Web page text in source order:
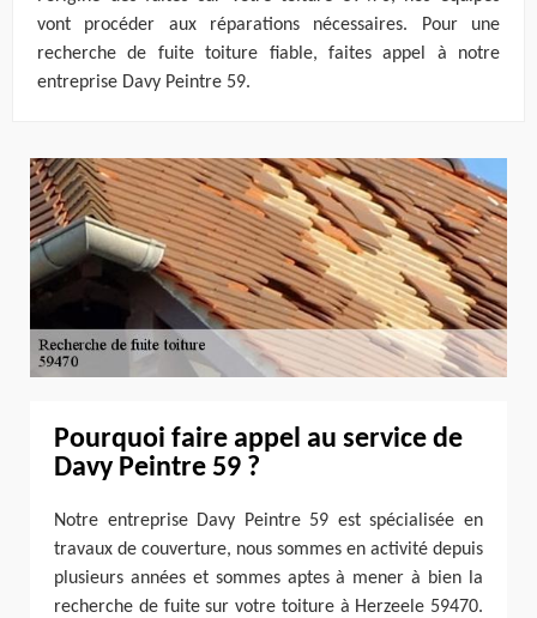
vont procéder aux réparations nécessaires. Pour une
recherche de fuite toiture fiable, faites appel à notre
entreprise Davy Peintre 59.
Pourquoi faire appel au service de
Davy Peintre 59 ?
Notre entreprise Davy Peintre 59 est spécialisée en
travaux de couverture, nous sommes en activité depuis
plusieurs années et sommes aptes à mener à bien la
recherche de fuite sur votre toiture à Herzeele 59470.